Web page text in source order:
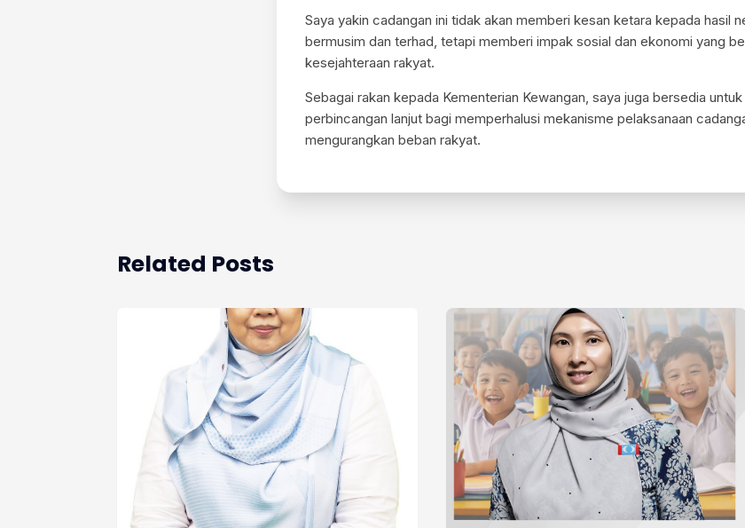
Saya yakin cadangan ini tidak akan memberi kesan ketara kepada hasil
bermusim dan terhad, tetapi memberi impak sosial dan ekonomi yang
kesejahteraan rakyat.
Sebagai rakan kepada Kementerian Kewangan, saya juga bersedia
perbincangan lanjut bagi memperhalusi mekanisme pelaksanaan
mengurangkan beban rakyat.
Related Posts